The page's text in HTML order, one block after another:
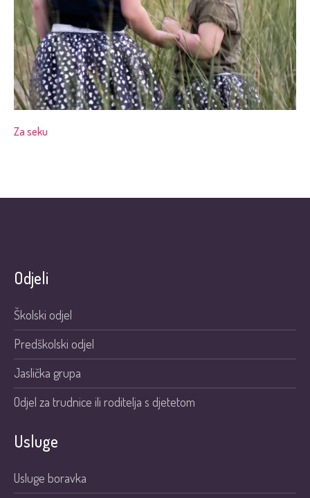
Za seku
Odjeli
Školski odjel
Predškolski odjel
Jaslička grupa
Odjel za trudnice ili roditelja s djetetom
Usluge
Usluge boravka